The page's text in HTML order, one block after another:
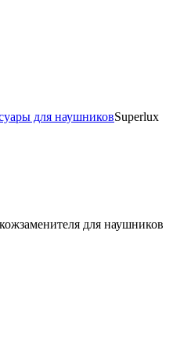
для наушниковSuperlux
для наушников